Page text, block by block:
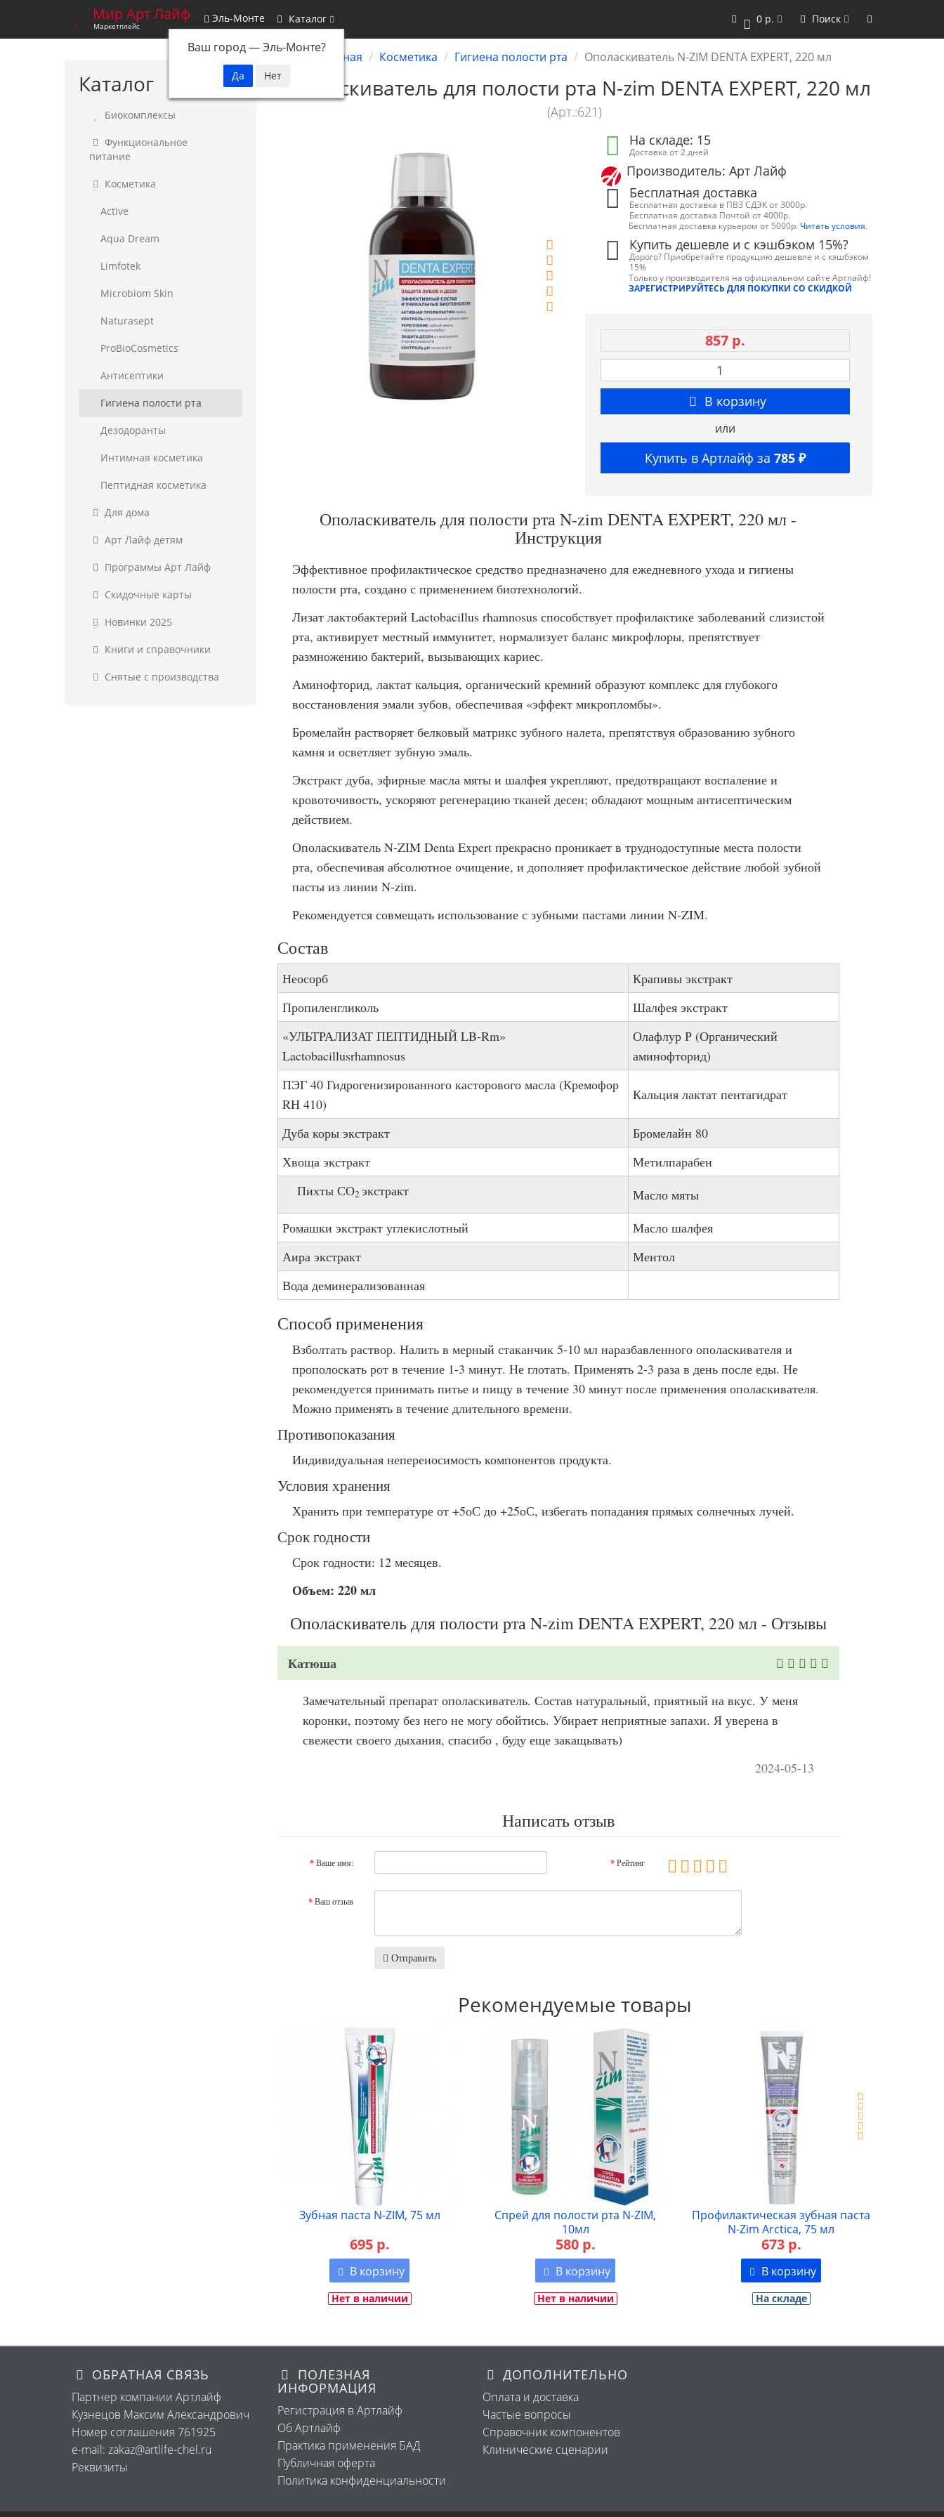
Мир Арт Лайф
Маркетплейс
Эль-Монте
Ваш город —Эль-Монте?
Каталог 0 0 р. Поиск
Каталог
Биокомплексы
Функциональное
питание
Косметика
Active
Aqua Dream
Limfotek
Microbiom Skin
Naturasept
ProBioCosmetics
Антисептики
Гигиена полости рта
Дезодоранты
Интимная косметика
Пептидная косметика
Для дома
Арт Лайф детям
Программы Арт Лайф
Скидочные карты
Новинки 2025
Книги и справочники
Снятые с производства
Главная Косметика Гигиена полости рта Ополаскиватель N-ZIM DENTA EXPERT, 220 мл
Ополаскиватель для полости рта N-zim DENTA EXPERT, 220 мл
(Арт.:621)
На складе: 15
Доставка от 2 дней
Производитель: Арт Лайф
Бесплатная доставка
Бесплатная доставка в ПВЗ СДЭК от 3000р.
Бесплатная доставка Почтой от 4000р.
Бесплатная доставка курьером от 5000р. Читать условия.
Купить дешевле и с кэшбэком 15%?
Дорого? Приобретайте продукцию дешевле и с кэшбэком
15%
Только у производителя на официальном сайте Артлайф!
ЗАРЕГИСТРИРУЙТЕСЬ ДЛЯ ПОКУПКИ СО СКИДКОЙ
857 р.
В корзину
или
Купить в Артлайф за785 ₽
Ополаскиватель для полости рта N-zim DENTA EXPERT, 220 мл -
Инструкция
Эффективное профилактическое средство предназначено для ежедневного ухода и гигиены
полости рта, создано с применением биотехнологий.
Лизат лактобактерий Lactobacillus rhamnosus способствует профилактике заболеваний слизистой
рта, активирует местный иммунитет, нормализует баланс микрофлоры, препятствует
размножению бактерий, вызывающих кариес.
Аминофторид, лактат кальция, органический кремний образуют комплекс для глубокого
восстановления эмали зубов, обеспечивая «эффект микропломбы».
Бромелайн растворяет белковый матрикс зубного налета, препятствуя образованию зубного
камня и осветляет зубную эмаль.
Экстракт дуба, эфирные масла мяты и шалфея укрепляют, предотвращают воспаление и
кровоточивость, ускоряют регенерацию тканей десен; обладают мощным антисептическим
действием.
Ополаскиватель N-ZIM Denta Expert прекрасно проникает в труднодоступные места полости
рта, обеспечивая абсолютное очищение, и дополняет профилактическое действие любой зубной
пасты из линии N-zim.
Рекомендуется совмещать использование с зубными пастами линии N-ZIM.
Состав
Неосорб
Крапивы экстракт
Пропиленгликоль
Шалфея экстракт
«УЛЬТРАЛИЗАТ ПЕПТИДНЫЙ LB-Rm»
Lactobacillusrhamnosus
Олафлур Р (Органический
аминофторид)
ПЭГ 40 Гидрогенизированного касторового масла (Кремофор
RH 410)
Кальция лактат пентагидрат
Дуба коры экстракт
Бромелайн 80
Хвоща экстракт
Метилпарабен
Пихты СО2экстракт
Масло мяты
Ромашки экстракт углекислотный
Масло шалфея
Аира экстракт
Ментол
Вода деминерализованная
Способ применения
Взболтать раствор. Налить в мерный стаканчик 5-10 мл наразбавленного ополаскивателя и
прополоскать рот в течение 1-3 минут. Не глотать. Применять 2-3 раза в день после еды. Не
рекомендуется принимать питье и пищу в течение 30 минут после применения ополаскивателя.
Можно применять в течение длительного времени.
Противопоказания
Индивидуальная непереносимость компонентов продукта.
Условия хранения
Хранить при температуре от +5оС до +25оС, избегать попадания прямых солнечных лучей.
Срок годности
Срок годности: 12 месяцев.
Объем: 220 мл
Ополаскиватель для полости рта N-zim DENTA EXPERT, 220 мл - Отзывы
Катюша
Замечательный препарат ополаскиватель. Состав натуральный, приятный на вкус. У меня
коронки, поэтому без него не могу обойтись. Убирает неприятные запахи. Я уверена в
свежести своего дыхания, спасибо , буду еще закащывать)
2024-05-13
Написать отзыв
Ваше имя: Рейтинг
Ваш отзыв
Отправить
Рекомендуемые товары
Зубная паста N-ZIM, 75 мл
695 р.
В корзину
Нет в наличии
Спрей для полости рта N-ZIM,
10мл
580 р.
В корзину
Нет в наличии
Профилактическая зубная паста
N-Zim Arctiсa, 75 мл
673 р.
В корзину
На складе
ОБРАТНАЯ СВЯЗЬ
Партнер компании Артлайф
Кузнецов Максим Александрович
Номер соглашения 761925
e-mail: zakaz@artlife-chel.ru
Реквизиты
ПОЛЕЗНАЯ
ИНФОРМАЦИЯ
Регистрация в Артлайф
Об Артлайф
Практика применения БАД
Публичная оферта
Политика конфиденциальности
ДОПОЛНИТЕЛЬНО
Оплата и доставка
Частые вопросы
Справочник компонентов
Клинические сценарии